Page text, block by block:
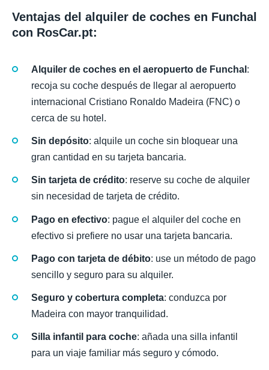
Ventajas del alquiler de coches en Funchal
con RosCar.pt:
Alquiler de coches en el aeropuerto de Funchal :
recoja su coche después de llegar al aeropuerto
internacional Cristiano Ronaldo Madeira (FNC) o
cerca de su hotel.
Sin depósito: alquile un coche sin bloquear una
gran cantidad en su tarjeta bancaria.
Sin tarjeta de crédito: reserve su coche de alquiler
sin necesidad de tarjeta de crédito.
Pago en efectivo: pague el alquiler del coche en
efectivo si prefiere no usar una tarjeta bancaria.
Pago con tarjeta de débito: use un método de pago
sencillo y seguro para su alquiler.
Seguro y cobertura completa: conduzca por
Madeira con mayor tranquilidad.
Silla infantil para coche: añada una silla infantil
para un viaje familiar más seguro y cómodo.